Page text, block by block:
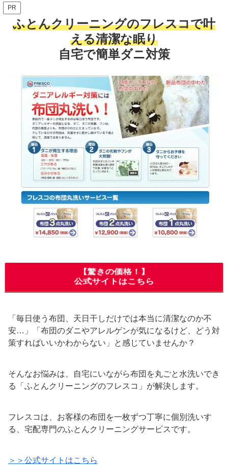
PR
ふとんクリーニングのフレスコで叶
える清潔な眠り
自宅で簡単ダニ対策
【驚きの価格！】
公式サイトはこちら
「毎日使う布団、天日干しだけでは本当に清潔なのか不
安…」「布団のダニやアレルゲンが気になるけど、どう対
策すればいいかわからない」と感じていませんか？
そんなお悩みは、自宅にいながら布団を丸ごと水洗いでき
る「ふとんクリーニングのフレスコ」が解決します。
フレスコは、お客様の布団を一枚ずつ丁寧に個別洗いす
る、宅配専門のふとんクリーニングサービスです。
＞＞公式サイトはこちら